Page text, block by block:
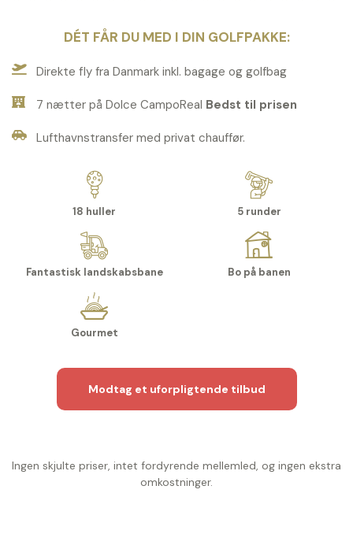
DÉT FÅR DU MED I DIN GOLFPAKKE:
Direkte fly fra Danmark inkl. bagage og golfbag
7 nætter på Dolce CampoReal Bedst til prisen
Lufthavnstransfer med privat chauffør.
18 huller 5 runder
Fantastisk landskabsbane Bo på banen
Gourmet
Modtag et uforpligtende tilbud
Ingen skjulte priser, intet fordyrende mellemled, og ingen ekstra
omkostninger.